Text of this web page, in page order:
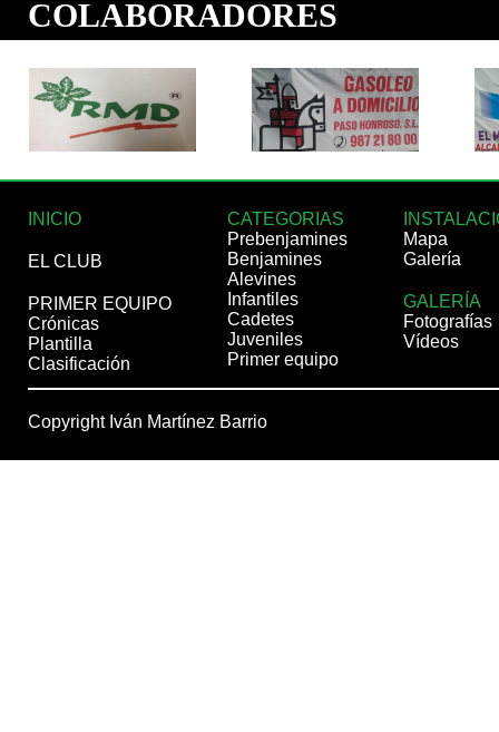
INICIO
EL CLUB
PRIMER EQUIPO
Crónicas
Plantilla
Clasificación
CATEGORIAS
Prebenjamines
Benjamines
Alevines
Infantiles
Cadetes
Juveniles
Primer equipo
Mapa
Galería
GALERÍA
Fotografías
Vídeos
Copyright Iván Martínez Barrio